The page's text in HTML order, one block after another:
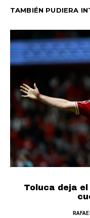
TAMBIÉN PUDIERA
Toluca deja